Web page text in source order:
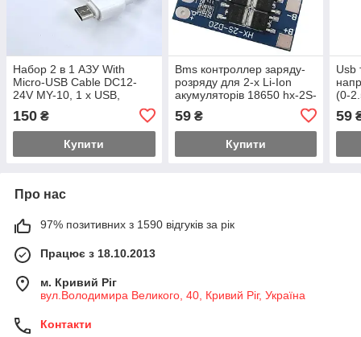
Набор 2 в 1 АЗУ With
Micro-USB Cable DC12-
24V MY-10, 1 x USB,
5V/7.5W, Output: 5V/1.5A,
White, Blist
150 ₴
Купити
Bms контроллер заряду-
розряду для 2-х Li-Ion
акумуляторів 18650 hx-2S-
59₴
Купити
Usb
(0-
59
Про нас
97% позитивних з 1590 відгуків за рік
Працює з 18.10.2013
м. Кривий Ріг
вул.Володимира Великого, 40, Кривий Ріг, Україна
Контакти